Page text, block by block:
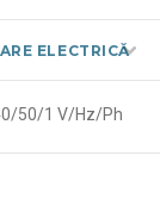
ELECTRICĂ
50/1 V/Hz/Ph